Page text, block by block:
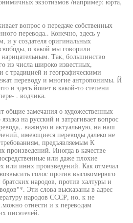
вопрос о передаче собственных
перевода.. Конечно, здесь у
и у создателя оригинальных
о какой мы говорили
Так, большинство
из числа широко известных,
с традицией и географическими
переводу и многие антропонимы. Й
и здесь йоиет в какой-то степени
. водчика.
общие замечания о художественных
на русский и затрагивает вопрос
важную и актуальную, на наш
имеющиеся переводы далеко не
предъявляемым К
произведений. Иногда в качестве
или даже плохие
или иннх произведений. Как отмечал
голос против высокомерюго
народов, против халтуры и
Эти слова высказаны в адрес
народов СССР, но, к не
отнести и к переводам
писателей.